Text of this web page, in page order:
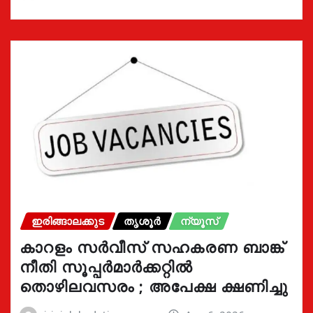
ഇരിങ്ങാലക്കുട തൃശൂർ ന്യൂസ്
കാറളം സർവീസ് സഹകരണ ബാങ്ക്
നീതി സൂപ്പർമാർക്കറ്റിൽ
തൊഴിലവസരം ; അപേക്ഷ ക്ഷണിച്ചു